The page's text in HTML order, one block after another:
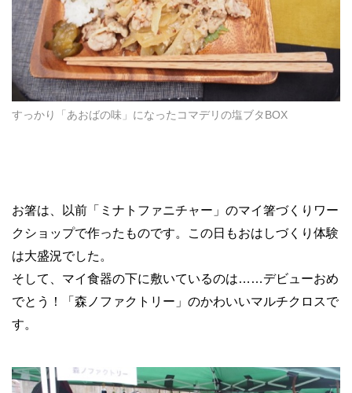
すっかり「あおばの味」になったコマデリの塩ブタBOX
お箸は、以前「ミナトファニチャー」のマイ箸づくりワー
クショップで作ったものです。この日もおはしづくり体験
は大盛況でした。
そして、マイ食器の下に敷いているのは……デビューおめ
でとう！「森ノファクトリー」のかわいいマルチクロスで
す。